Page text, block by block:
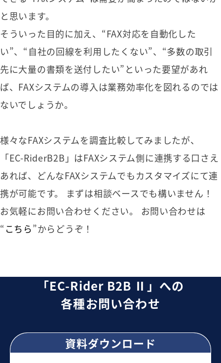
と思います。
そういった目的に加え、“FAX対応を自動化した
い”、“自社の回線を利用したくない”、“多数の取引
先に大量の書類を送付したい”といった要望があれ
ば、FAXシステムの導入は業務効率化を図れるのでは
ないでしょうか。
様々なFAXシステムを調査比較してみましたが、
「EC-RiderB2B」はFAXシステム側に連携する口さえ
あれば、どんなFAXシステムでもカスタマイズにて連
携が可能です。 まずは相談ベースでも構いません！
お気軽にお問い合わせください。 お問い合わせは
“ こちら”からどうぞ！
「EC-Rider B2B Ⅱ」への
各種お問い合わせ
資料ダウンロード